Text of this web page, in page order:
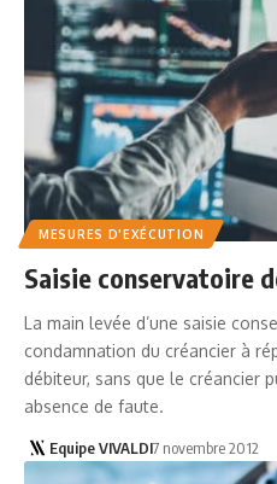
MESURES D'EXÉCUTION
Saisie conservatoire
La main levée d’une saisie
condamnation du créancier à
débiteur, sans que le créancier
absence de faute.
Equipe VIVALDI7 novembre 2012